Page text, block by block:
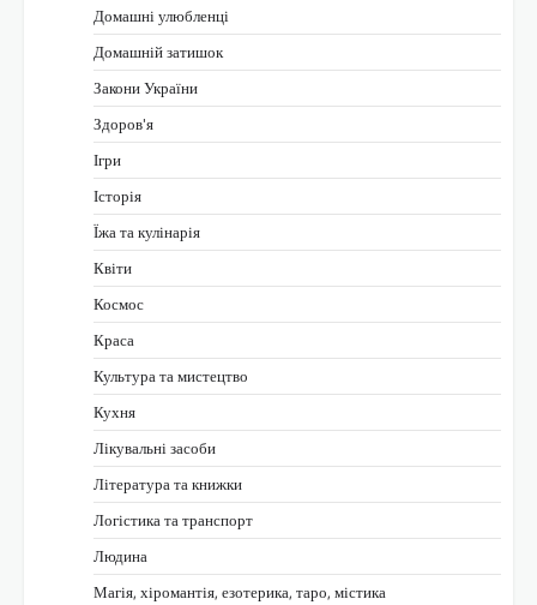
Домашні улюбленці
Домашній затишок
Закони України
Здоров'я
Ігри
Історія
Їжа та кулінарія
Квіти
Космос
Краса
Культура та мистецтво
Кухня
Лікувальні засоби
Література та книжки
Логістика та транспорт
Людина
Магія, хіромантія, езотерика, таро, містика